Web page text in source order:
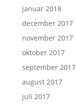
januar 2018
december 2017
november 2017
oktober 2017
september 2017
august 2017
juli 2017